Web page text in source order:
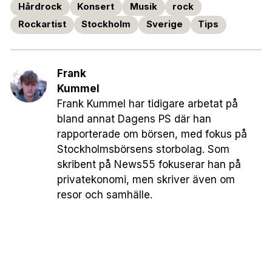
Hårdrock Konsert Musik
rock
Rockartist
Stockholm Sverige Tips
Frank
Kummel
Frank Kummel har tidigare arbetat på
bland annat Dagens PS där han
rapporterade om börsen, med fokus på
Stockholmsbörsens storbolag. Som
skribent på News55 fokuserar han på
privatekonomi, men skriver även om
resor och samhälle.